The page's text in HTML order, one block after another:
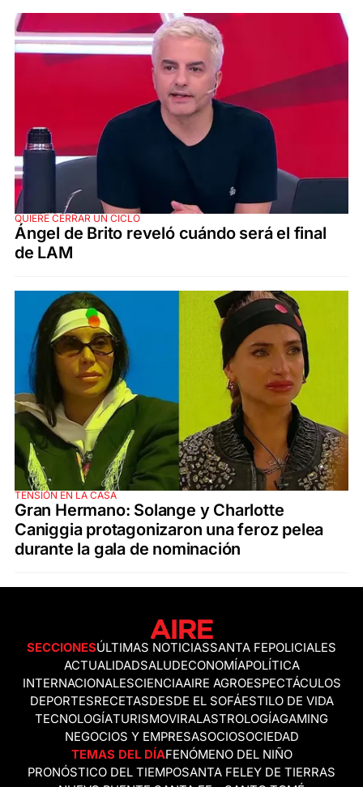
QUIERE CERRAR UN CICLO
Ángel de Brito reveló cuándo será el final
de LAM
TENSIÓN EN LA CASA
Gran Hermano: Solange y Charlotte
Caniggia protagonizaron una feroz pelea
durante la gala de nominación
SECCIONESÚLTIMAS NOTICIASSANTA FEPOLICIALES
ACTUALIDADSALUDECONOMÍAPOLÍTICA
INTERNACIONALESCIENCIAAIRE AGROESPECTÁCULOS
DEPORTESRECETASDESDE EL SOFÁESTILO DE VIDA
TECNOLOGÍATURISMOVIRALASTROLOGÍAGAMING
NEGOCIOS Y EMPRESASOCIOSOCIEDAD
TEMAS DEL DÍAFENÓMENO DEL NIÑO
PRONÓSTICO DEL TIEMPOSANTA FELEY DE TIERRAS